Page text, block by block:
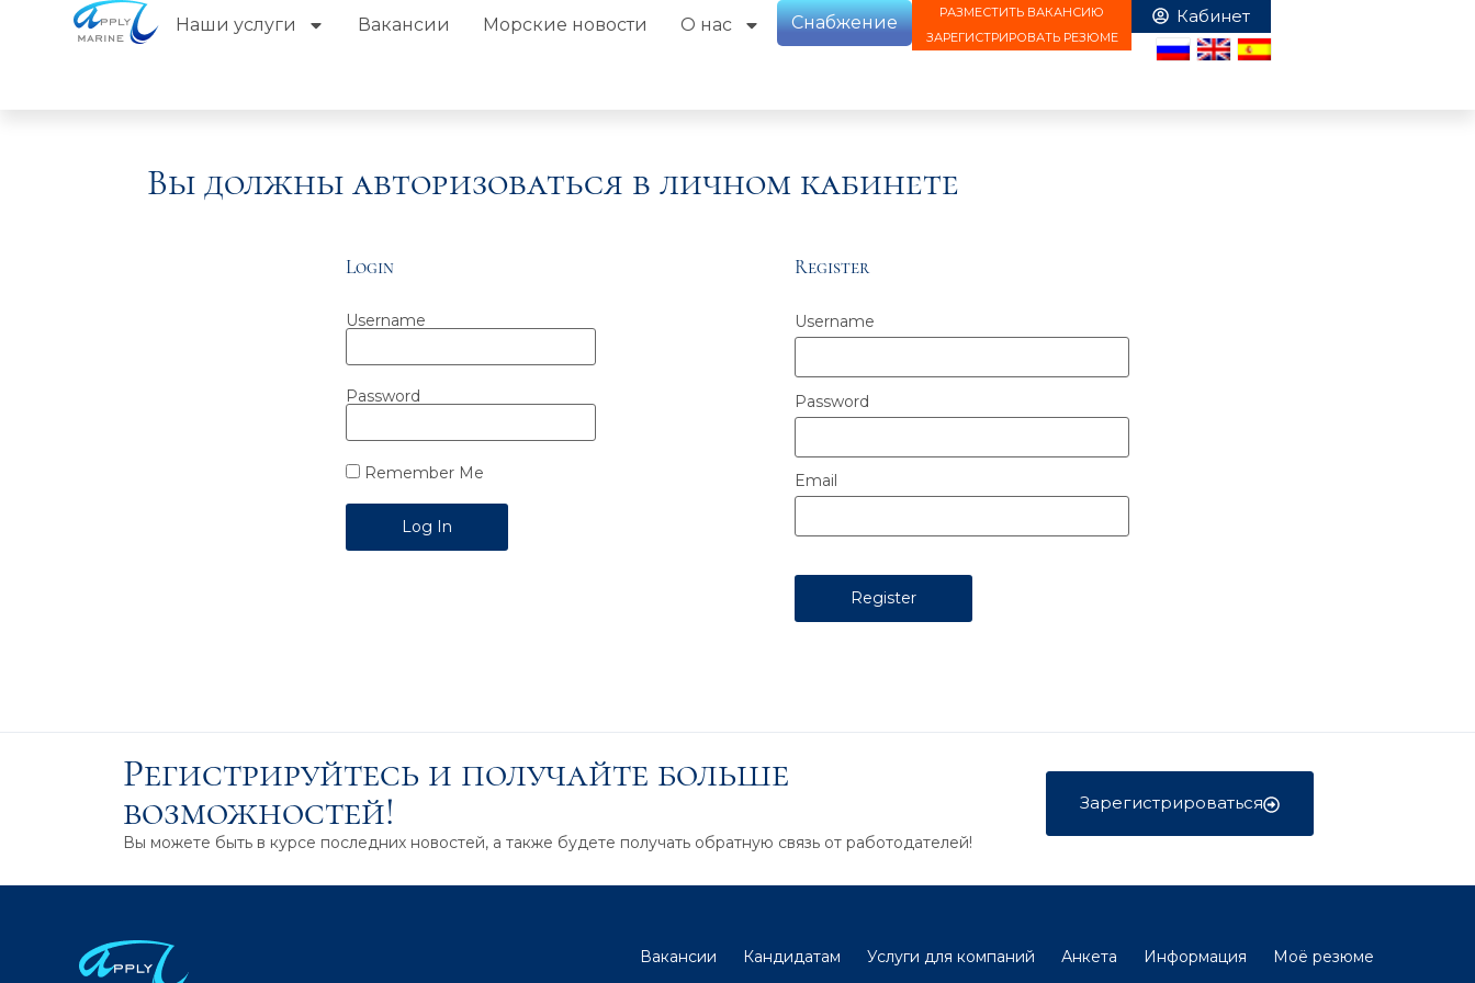
Наши услуги Вакансии Морские новости О нас Снабжение
РАЗМЕСТИТЬ ВАКАНСИЮ
ЗАРЕГИСТРИРОВАТЬ РЕЗЮМЕ
Вы должны авторизоваться в личном кабинете
Login
Username
Password
Remember Me
Register
Username
Password
Email
Регистрируйтесь и получайте больше
возможностей!
Вы можете быть в курсе последних новостей, а также будете получать обратную связь от работодателей!
Зарегистрироваться
Вакансии Кандидатам Услуги для компаний Анкета Информация
Моё резюме